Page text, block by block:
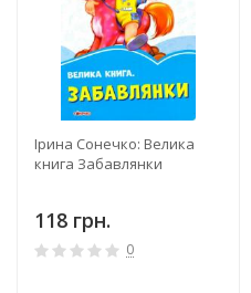
Ірина Сонечко: Велика
книга Забавлянки
118 грн.
0